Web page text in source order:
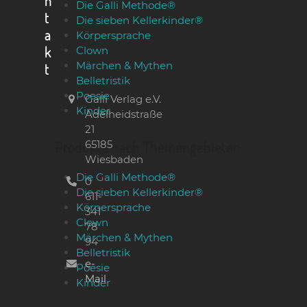
Die Galli Methode®
Die sieben Kellerkinder®
Körpersprache
Clown
Märchen & Mythen
Belletristik
Poesie
Kinder
Produkte nach Themengebieten
Die Galli Methode®
Die sieben Kellerkinder®
Körpersprache
Clown
Märchen & Mythen
Belletristik
Poesie
Kinder
t
a
k
t
Galli Verlag e.V.
Adelheidstraße
21
65185
Wiesbaden
0
611-
341
78
94
e-
Mail